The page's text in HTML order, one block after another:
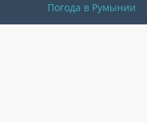
Погода в Румынии